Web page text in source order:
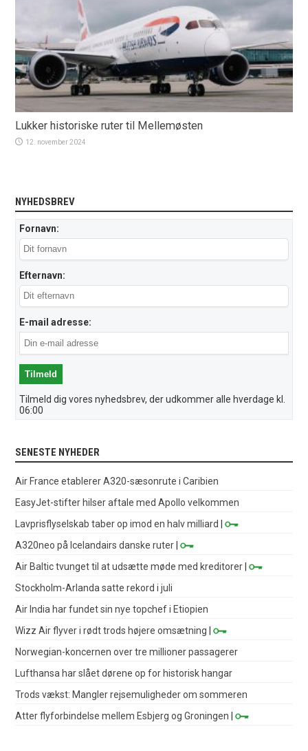
Lukker historiske ruter til Mellemøsten
12. november 2024
NYHEDSBREV
Fornavn:
Efternavn:
E-mail adresse:
Tilmeld dig vores nyhedsbrev, der udkommer alle hverdage kl.
06:00
SENESTE NYHEDER
Air France etablerer A320-sæsonrute i Caribien
EasyJet-stifter hilser aftale med Apollo velkommen
Lavprisflyselskab taber op imod en halv milliard
|
A320neo på Icelandairs danske ruter |
Air Baltic tvunget til at udsætte møde med kreditorer |
Stockholm-Arlanda satte rekord i juli
Air India har fundet sin nye topchef i Etiopien
Wizz Air flyver i rødt trods højere omsætning |
Norwegian-koncernen over tre millioner passagerer
Lufthansa har slået dørene op for historisk hangar
Trods vækst: Mangler rejsemuligheder om sommeren
Atter flyforbindelse mellem Esbjerg og Groningen |